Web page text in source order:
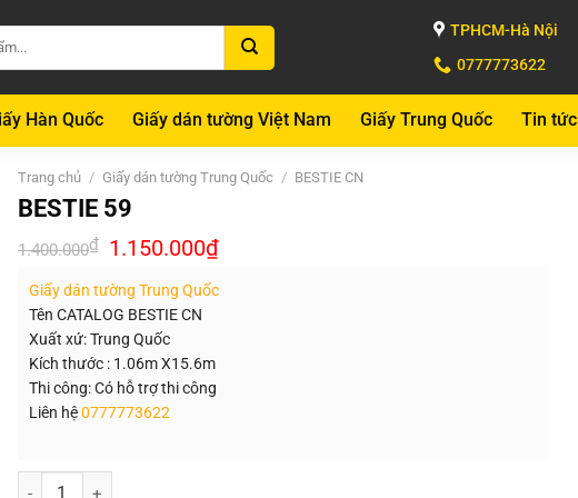
TPHCM-Hà Nội
0777773622
Hàn Quốc Giấy dán tường Việt Nam Giấy Trung Quốc Tin tức
Trang chủ / Giấy dán tường Trung Quốc / BESTIE CN
BESTIE 59
1.400.000₫ Giá
gốc
1.400.000₫.
1.150.000₫Giá
hiện
là:
Giấy dán tường Trung Quốc
Tên CATALOG BESTIE CN
Xuất xứ: Trung Quốc
Kích thước : 1.06m X15.6m
Thi công: Có hỗ trợ thi công
Liên hệ0777773622
Số lượng